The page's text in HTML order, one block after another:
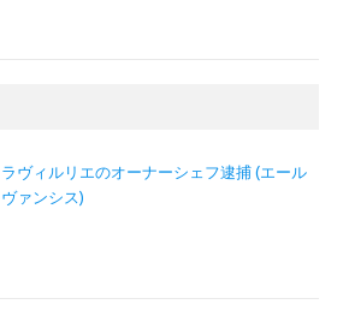
ラヴィルリエのオーナーシェフ逮捕 (エール
ヴァンシス)